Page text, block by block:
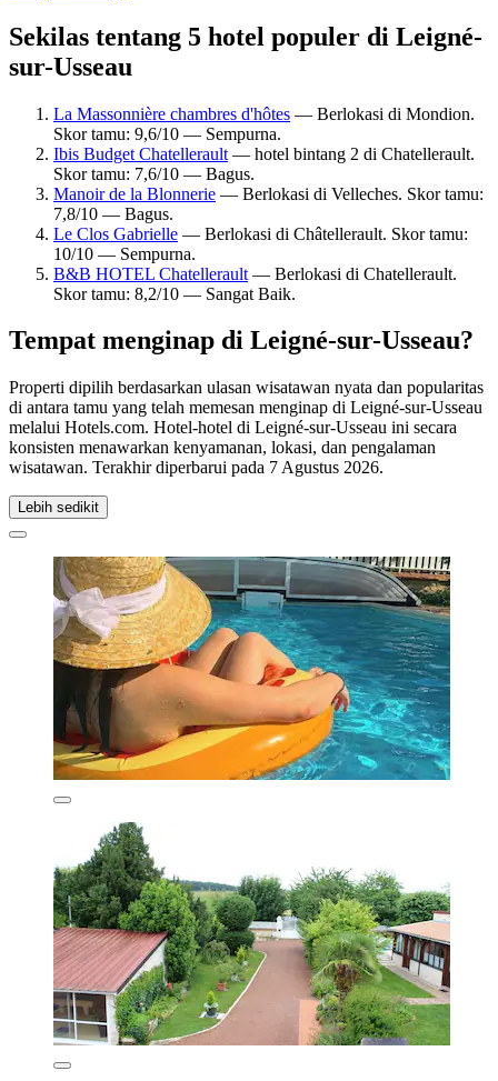
Sekilas tentang 5 hotel populer di Leigné-
sur-Usseau
La Massonnière chambres d'hôtes — Berlokasi di Mondion.
Skor tamu: 9,6/10 — Sempurna.
Ibis Budget Chatellerault — hotel bintang 2 di Chatellerault.
Skor tamu: 7,6/10 — Bagus.
Manoir de la Blonnerie — Berlokasi di Velleches. Skor tamu:
7,8/10 — Bagus.
Le Clos Gabrielle — Berlokasi di Châtellerault. Skor tamu:
10/10 — Sempurna.
B&B HOTEL Chatellerault — Berlokasi di Chatellerault.
Skor tamu: 8,2/10 — Sangat Baik.
Tempat menginap di Leigné-sur-Usseau?
Properti dipilih berdasarkan ulasan wisatawan nyata dan popularitas
di antara tamu yang telah memesan menginap di Leigné-sur-Usseau
melalui Hotels.com. Hotel-hotel di Leigné-sur-Usseau ini secara
konsisten menawarkan kenyamanan, lokasi, dan pengalaman
wisatawan. Terakhir diperbarui pada 7 Agustus 2026.
Lebih sedikit